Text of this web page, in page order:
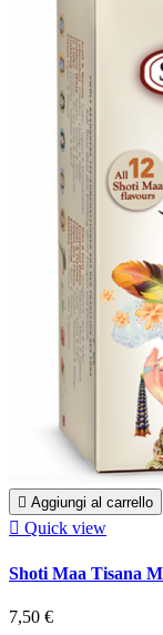
 Aggiungi al carrello
 Quick view
Shoti Maa Tisana
7,50 €